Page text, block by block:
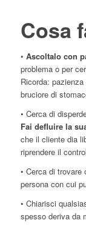
Cosa
• Ascoltalo con
problema o per
Ricorda:
bruciore di
• Cerca di
Fai defluire la
che il cliente dia
riprendere il
• Cerca di trovare
persona con cui
• Chiarisci
spesso deriva da